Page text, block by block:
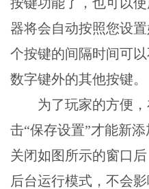
器将会自动按照您设
个按键的间隔时间可
数字键外的其他按键。
为了玩家的方便，
击“保存设置”才能新
关闭如图所示的窗口
后台运行模式，不会